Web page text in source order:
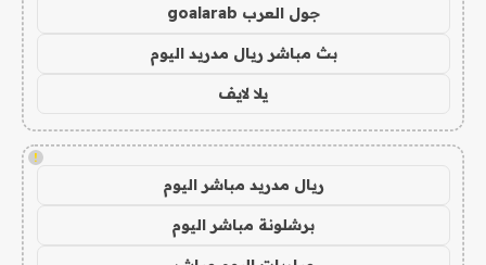
جول العرب goalarab
بث مباشر ريال مدريد اليوم
يلا لايف
!
ريال مدريد مباشر اليوم
برشلونة مباشر اليوم